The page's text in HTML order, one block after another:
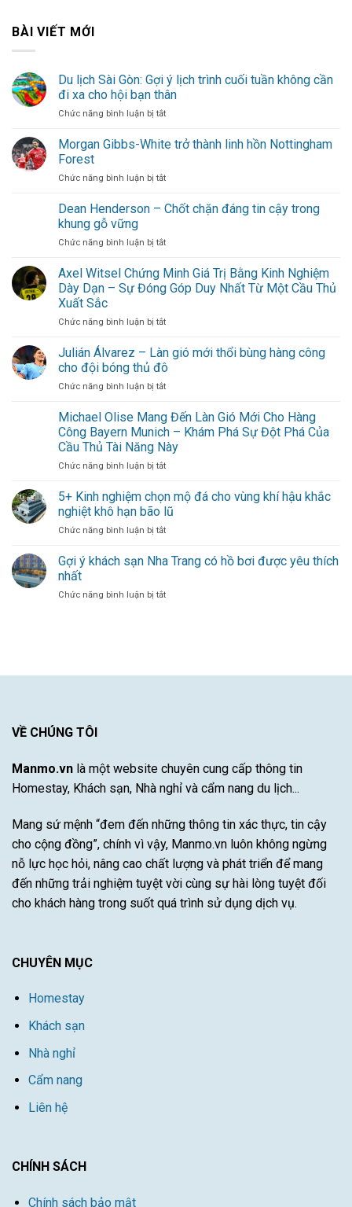
BÀI VIẾT MỚI
Du lịch Sài Gòn: Gợi ý lịch trình cuối tuần không cần
đi xa cho hội bạn thân
Chức năng bình luận bị tắtở
lịch
Gợi
lịch
tuần
cần
đi
hội
thân
Morgan Gibbs-White trở thành linh hồn Nottingham
Forest
Chức năng bình luận bị tắtở
Gibbs-
thành
hồn
Nottingham
Forest
Dean Henderson – Chốt chặn đáng tin cậy trong
khung gỗ vững
Chức năng bình luận bị tắtở
Henderson
Chốt
đáng
cậy
trong
gỗ
Axel Witsel Chứng Minh Giá Trị Bằng Kinh Nghiệm
Dày Dạn – Sự Đóng Góp Duy Nhất Từ Một Cầu Thủ
Xuất Sắc
Chức năng bình luận bị tắtở
Witsel
Chứng
Minh
Giá
Bằng
Kinh
Nghiệm
Dày
Dạn
Sự
Đóng
Duy
Từ
Julián Álvarez – Làn gió mới thổi bùng hàng công
cho đội bóng thủ đô
Chức năng bình luận bị tắtở
Álvarez
–
Làn
gió
mới
bùng
hàng
công
cho
bóng
Michael Olise Mang Đến Làn Gió Mới Cho Hàng
Công Bayern Munich – Khám Phá Sự Đột Phá Của
Cầu Thủ Tài Năng Này
Chức năng bình luận bị tắtở
Olise
Mang
Đến
Làn
Mới
Công
Năng
Này
5+ Kinh nghiệm chọn mộ đá cho vùng khí hậu khắc
nghiệt khô hạn bão lũ
Chức năng bình luận bị tắtở
Kinh
nghiệm
mộ
khắc
Gợi ý khách sạn Nha Trang có hồ bơi được yêu thích
nhất
Chức năng bình luận bị tắtở
Trang
nhất
VỀ CHÚNG TÔI
Manmo.vn là một website chuyên cung cấp thông tin
Homestay, Khách sạn, Nhà nghỉ và cẩm nang du lịch...
Mang sứ mệnh “đem đến những thông tin xác thực, tin cậy
cho cộng đồng”, chính vì vậy, Manmo.vn luôn không ngừng
nỗ lực học hỏi, nâng cao chất lượng và phát triển để mang
đến những trải nghiệm tuyệt vời cùng sự hài lòng tuyệt đối
cho khách hàng trong suốt quá trình sử dụng dịch vụ.
CHUYÊN MỤC
Homestay
Khách sạn
Nhà nghỉ
Cẩm nang
Liên hệ
CHÍNH SÁCH
Chính sách bảo mật